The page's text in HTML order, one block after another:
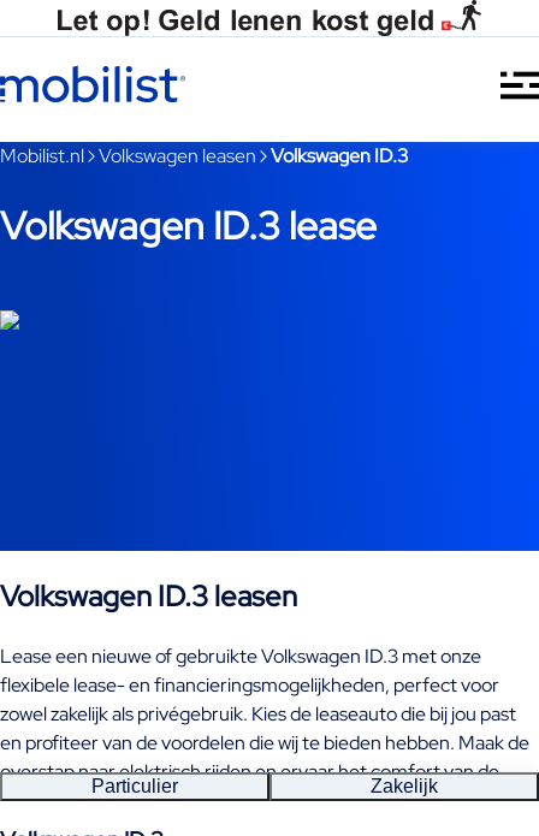
Ga naar hoofdinhoud
Je bent nu voorbij het hoofdmenu
Mobilist.nl Volkswagen leasen Volkswagen ID.3
Volkswagen ID.3 lease
Volkswagen ID.3 leasen
Lease een nieuwe of gebruikte Volkswagen ID.3 met onze
flexibele lease- en financieringsmogelijkheden, perfect voor
zowel zakelijk als privégebruik. Kies de leaseauto die bij jou past
en profiteer van de voordelen die wij te bieden hebben. Maak de
overstap naar elektrisch rijden en ervaar het comfort van de
Volkswagen ID.3!
Particulier Zakelijk